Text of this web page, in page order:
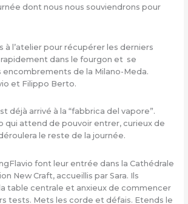
dont nous nous souviendrons pour
à l’atelier pour récupérer les derniers
dans le fourgon et se
encombrements de la Milano-Meda.
et Filippo Berto.
déjà arrivé à la “fabbrica del vapore”.
qui attend de pouvoir entrer, curieux de
le reste de la journée.
font leur entrée dans la Cathédrale
New Craft, accueillis par Sara. Ils
table centrale et anxieux de commencer
tests. Mets les corde et défais. Etends le